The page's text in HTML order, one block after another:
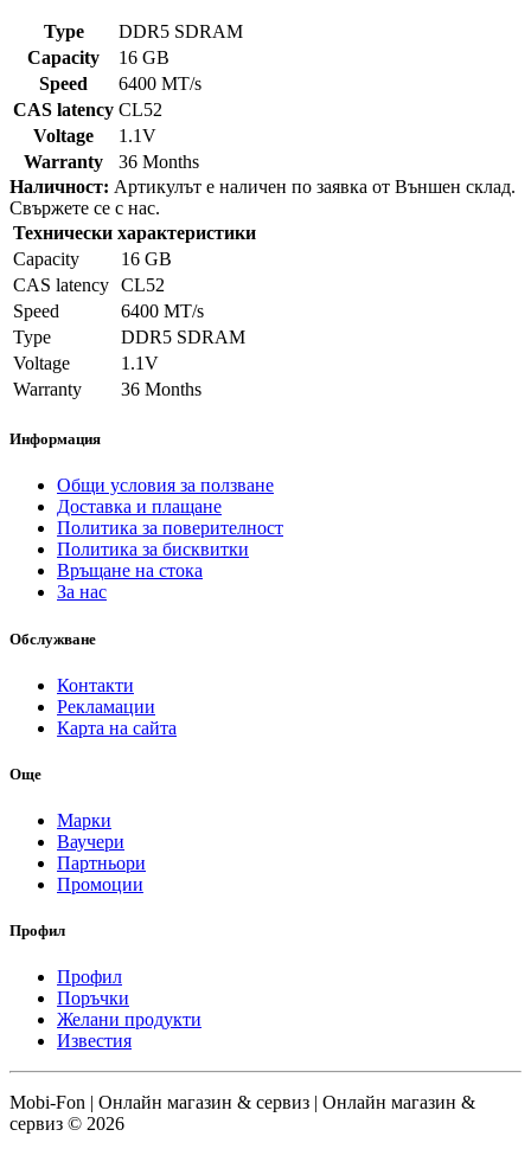
Type
DDR5 SDRAM
Capacity
16 GB
Speed
6400 MT/s
CAS latency CL52
Voltage
1.1V
Warranty
36 Months
Наличност: Артикулът е наличен по заявка от Външен склад.
Свържете се с нас.
Технически характеристики
Capacity
16 GB
CAS latency CL52
Speed
6400 MT/s
Type
DDR5 SDRAM
Voltage
1.1V
Warranty
36 Months
Информация
Общи условия за ползване
Доставка и плащане
Политика за поверителност
Политика за бисквитки
Връщане на стока
За нас
Обслужване
Контакти
Рекламации
Карта на сайта
Още
Марки
Ваучери
Партньори
Промоции
Профил
Профил
Поръчки
Желани продукти
Известия
Mobi-Fon | Онлайн магазин & сервиз | Онлайн магазин &
сервиз © 2026